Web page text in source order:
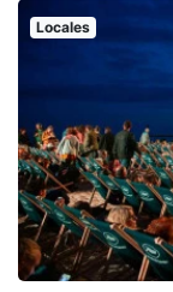
Locales